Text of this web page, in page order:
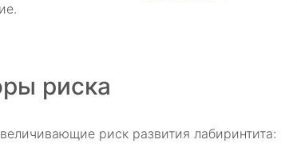
риска
риск развития лабиринтита: